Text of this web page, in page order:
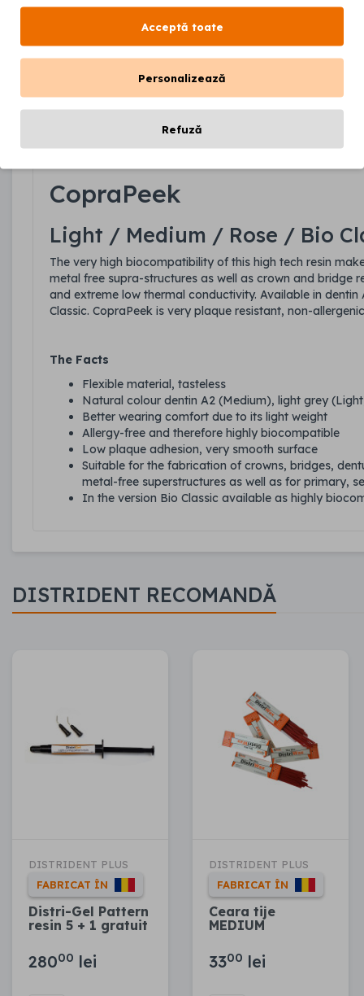
Producător:
White Peaks Dental
E0495301
În stoc
CANTITATE Adaugă în coș
CopraPeek
Light / Medium / Rose / Bio
The very high biocompatibility of this high tech resin
metal free supra-structures as well as crown and bridge
and extreme low thermal conductivity. Available in
Classic. CopraPeek is very plaque resistant, non-
The Facts
Flexible material, tasteless
Natural colour dentin A2 (Medium), light grey
Better wearing comfort due to its light weight
Allergy-free and therefore highly biocompatible
Low plaque adhesion, very smooth surface
Suitable for the fabrication of crowns, bridges,
metal-free superstructures as well as for primary,
In the version Bio Classic available as highly
DISTRIDENT RECOMANDĂ
DISTRIDENT PLUS
FABRICAT ÎN
Distri-Gel Pattern
resin 5 + 1 gratuit
28000 lei
DISTRIDENT PLUS
FABRICAT ÎN
Ceara tije
MEDIUM
3300 lei
Acceptă toate
Personalizează
Refuză